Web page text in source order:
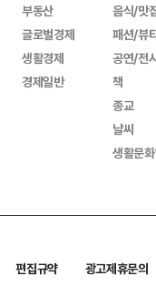
부동산
글로벌경제
생활경제
경제일반
음식/맛
패션/뷰
공연/전
책
종교
날씨
생활문
편집규약
광고제휴문의